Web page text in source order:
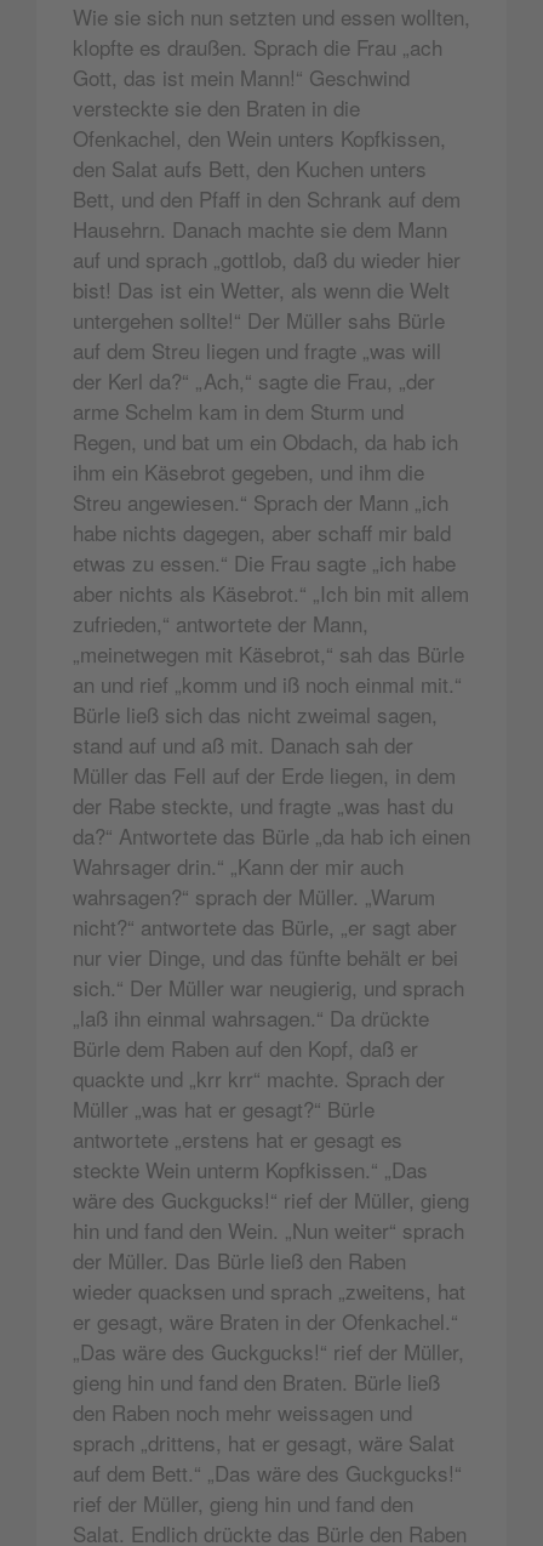
Wie sie sich nun setzten und essen wollten,
klopfte es draußen. Sprach die Frau „ach
Gott, das ist mein Mann!“ Geschwind
versteckte sie den Braten in die
Ofenkachel, den Wein unters Kopfkissen,
den Salat aufs Bett, den Kuchen unters
Bett, und den Pfaff in den Schrank auf dem
Hausehrn. Danach machte sie dem Mann
auf und sprach „gottlob, daß du wieder hier
bist! Das ist ein Wetter, als wenn die Welt
untergehen sollte!“ Der Müller sahs Bürle
auf dem Streu liegen und fragte „was will
der Kerl da?“ „Ach,“ sagte die Frau, „der
arme Schelm kam in dem Sturm und
Regen, und bat um ein Obdach, da hab ich
ihm ein Käsebrot gegeben, und ihm die
Streu angewiesen.“ Sprach der Mann „ich
habe nichts dagegen, aber schaff mir bald
etwas zu essen.“ Die Frau sagte „ich habe
aber nichts als Käsebrot.“ „Ich bin mit allem
zufrieden,“ antwortete der Mann,
„meinetwegen mit Käsebrot,“ sah das Bürle
an und rief „komm und iß noch einmal mit.“
Bürle ließ sich das nicht zweimal sagen,
stand auf und aß mit. Danach sah der
Müller das Fell auf der Erde liegen, in dem
der Rabe steckte, und fragte „was hast du
da?“ Antwortete das Bürle „da hab ich einen
Wahrsager drin.“ „Kann der mir auch
wahrsagen?“ sprach der Müller. „Warum
nicht?“ antwortete das Bürle, „er sagt aber
nur vier Dinge, und das fünfte behält er bei
sich.“ Der Müller war neugierig, und sprach
„laß ihn einmal wahrsagen.“ Da drückte
Bürle dem Raben auf den Kopf, daß er
quackte und „krr krr“ machte. Sprach der
Müller „was hat er gesagt?“ Bürle
antwortete „erstens hat er gesagt es
steckte Wein unterm Kopfkissen.“ „Das
wäre des Guckgucks!“ rief der Müller, gieng
hin und fand den Wein. „Nun weiter“ sprach
der Müller. Das Bürle ließ den Raben
wieder quacksen und sprach „zweitens, hat
er gesagt, wäre Braten in der Ofenkachel.“
„Das wäre des Guckgucks!“ rief der Müller,
gieng hin und fand den Braten. Bürle ließ
den Raben noch mehr weissagen und
sprach „drittens, hat er gesagt, wäre Salat
auf dem Bett.“ „Das wäre des Guckgucks!“
rief der Müller, gieng hin und fand den
Salat. Endlich drückte das Bürle den Raben